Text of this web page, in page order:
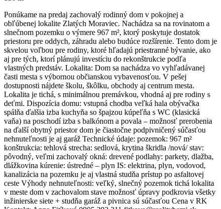
Ponúkame na predaj zachovalý rodinný dom v pokojnej a
obľúbenej lokalite Zlatých Moraviec. Nachádza sa na rovinatom a
slnečnom pozemku o výmere 967 m², ktorý poskytuje dostatok
priestoru pre oddych, záhradu alebo budúce rozšírenie. Tento dom je
skvelou voľbou pre rodiny, ktoré hľadajú priestranné bývanie, ako
aj pre tých, ktorí plánujú investíciu do rekonštrukcie podľa
vlastných predstáv. Lokalita: Dom sa nachádza vo vyhľadávanej
časti mesta s výbornou občianskou vybavenosťou. V pešej
dostupnosti nájdete školu, škôlku, obchody aj centrum mesta.
Lokalita je tichá, s minimálnou premávkou, vhodná aj pre rodiny s
deťmi. Dispozícia domu: vstupná chodba veľká hala obývačka
spálňa ďalšia izba kuchyňa so špajzou kúpeľňa s WC (klasická
vaňa) na poschodí izba s balkónom a povala – možnosť prerobenia
na ďalší obytný priestor dom je čiastočne podpivničený súčasťou
nehnuteľnosti je aj garáž Technické údaje: pozemok: 967 m²
konštrukcia: tehlová strecha: sedlová, krytina škridla /nová/ stav:
pôvodný, veľmi zachovalý okná: drevené podlahy: parkety, dlažba,
dlážkovina kúrenie: ústredné – plyn IS: elektrina, plyn, vodovod,
kanalizácia na pozemku je aj vlastná studňa prístup po asfaltovej
ceste Výhody nehnuteľnosti: veľký, slnečný pozemok tichá lokalita
v meste dom v zachovalom stave možnosť úpravy podkrovia všetky
inžinierske siete + studňa garáž a pivnica sú súčasťou Cena v RK